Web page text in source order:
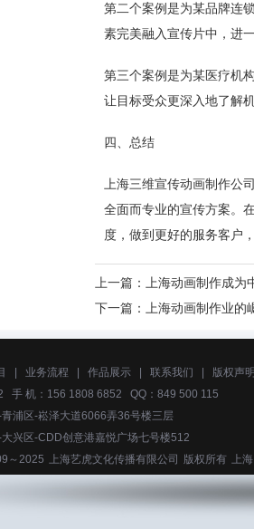
第二个案例是为某品牌连
素完美融入宣传片中，进
第三个案例是为某医疗机
让目标受众更深入地了解
四、总结
上海三维宣传动画制作公
全面而专业的宣传方案。
度，做到更好的服务客户
上一篇：
上海动画制作成
下一篇：
上海动画制作业
业务流程 作品展示 联系我们
版权声明
手 机：156 1808 6852 QQ：849 500 115
青浦区-崧泽大道6066弄36号楼三层
兴区-CDD创意港嘉悦广场七号楼512
～2025 上海艺虎文化传播有限公司 版权所有 上